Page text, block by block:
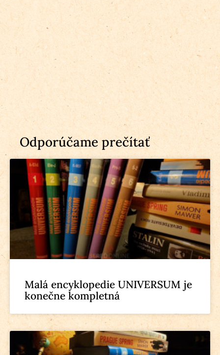
Odporúčame prečítať
Malá encyklopedie UNIVERSUM je
konečne kompletná